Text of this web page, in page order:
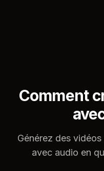
Comment
Générez des
avec audio en